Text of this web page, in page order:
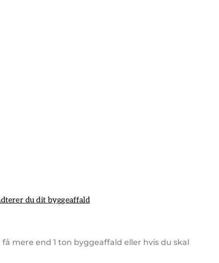
du dit byggeaffald
mere end 1 ton byggeaffald eller hvis du skal